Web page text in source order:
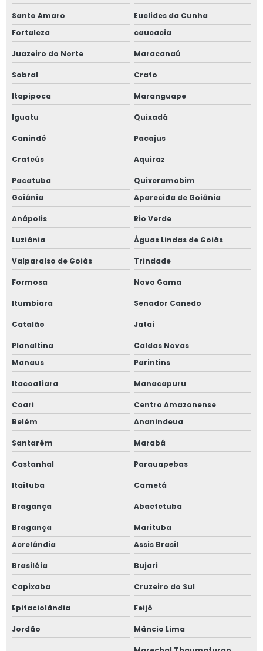
Santo Amaro
Euclides da Cunha
Fortaleza
caucacia
Juazeiro do Norte Maracanaú
Sobral Crato
Itapipoca Maranguape
Iguatu Quixadá
Canindé Pacajus
Crateús Aquiraz
Pacatuba
Quixeramobim
Goiânia
Aparecida de Goiânia
Anápolis Rio Verde
Luziânia Águas Lindas de Goiás
Valparaíso de Goiás Trindade
Formosa Novo Gama
Itumbiara Senador Canedo
Catalão Jataí
Planaltina
Caldas Novas
Manaus
Parintins
Itacoatiara Manacapuru
Coari
Centro Amazonense
Belém
Ananindeua
Santarém Marabá
Castanhal Parauapebas
Itaituba Cametá
Bragança Abaetetuba
Bragança
Marituba
Acrelândia
Assis Brasil
Brasiléia Bujari
Capixaba Cruzeiro do Sul
Epitaciolândia Feijó
Jordão Mâncio Lima